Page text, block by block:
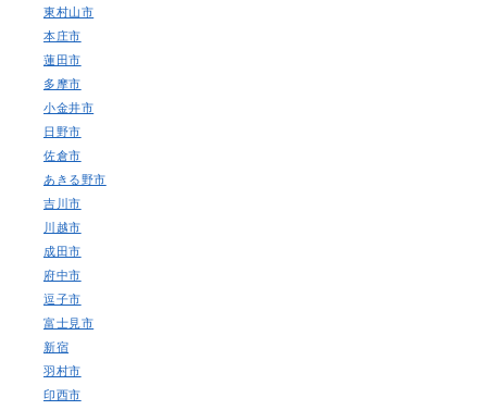
東村山市
本庄市
蓮田市
多摩市
小金井市
日野市
佐倉市
あきる野市
吉川市
川越市
成田市
府中市
逗子市
富士見市
新宿
羽村市
印西市